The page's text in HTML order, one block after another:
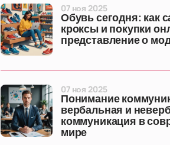
Обувь сегодня: как
кроксы и покупки
представление о
07 ноя 2025
Понимание
вербальная и
коммуникация в
мире
07 ноя 2025